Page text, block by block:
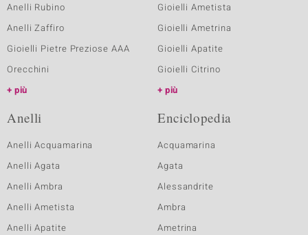
Anelli Rubino
Anelli Zaffiro
Gioielli Pietre Preziose AAA
Orecchini
più
Gioielli Ametista
Gioielli Ametrina
Gioielli Apatite
Gioielli Citrino
più
Anelli
Anelli Acquamarina
Anelli Agata
Anelli Ambra
Anelli Ametista
Anelli Apatite
Enciclopedia
Acquamarina
Agata
Alessandrite
Ambra
Ametrina